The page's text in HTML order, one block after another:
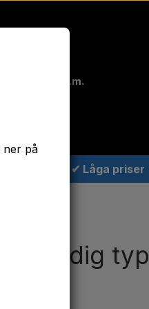
m.m.
✔ Låga priser
tidig typ
ner på